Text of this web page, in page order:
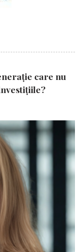
care nu